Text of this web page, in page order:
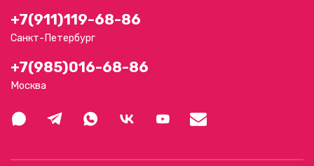
+7(911)119-68-86
Санкт-Петербург
+7(985)016-68-86
Москва